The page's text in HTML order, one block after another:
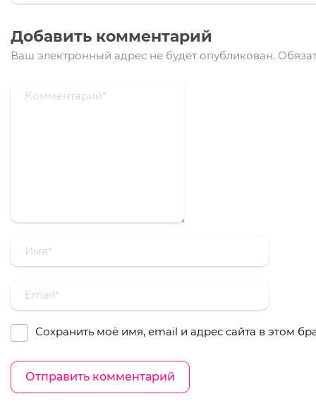
Добавить комментарий
Ваш электронный адрес не будет опубликован.
Сохранить моё имя, email и адрес сайта в этом